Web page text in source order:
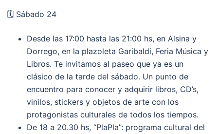
🗓 Sábado 24
Desde las 17:00 hasta las 21:00 hs, en Alsina y
Dorrego, en la plazoleta Garibaldi, Feria Música y
Libros. Te invitamos al paseo que ya es un
clásico de la tarde del sábado. Un punto de
encuentro para conocer y adquirir libros, CD’s,
vinilos, stickers y objetos de arte con los
protagonistas culturales de todos los tiempos.
De 18 a 20.30 hs, “PlaPla”: programa cultural del